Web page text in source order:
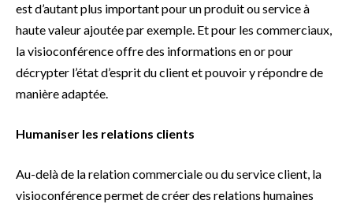
est d’autant plus important pour un produit ou service à
haute valeur ajoutée par exemple. Et pour les commerciaux,
la visioconférence offre des informations en or pour
décrypter l’état d’esprit du client et pouvoir y répondre de
manière adaptée.
Humaniser les relations clients
Au-delà de la relation commerciale ou du service client, la
visioconférence permet de créer des relations humaines